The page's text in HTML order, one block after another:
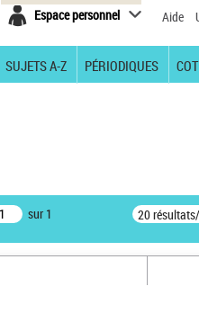
Espace personnel Aide
SUJETS A-Z PÉRIODIQUES
sur 1 20